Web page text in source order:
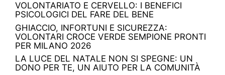
VOLONTARIATO E CERVELLO: I BENEFICI
PSICOLOGICI DEL FARE DEL BENE
GHIACCIO, INFORTUNI E SICUREZZA:
VOLONTARI CROCE VERDE SEMPIONE PRONTI
PER MILANO 2026
LA LUCE DEL NATALE NON SI SPEGNE: UN
DONO PER TE, UN AIUTO PER LA COMUNITÀ